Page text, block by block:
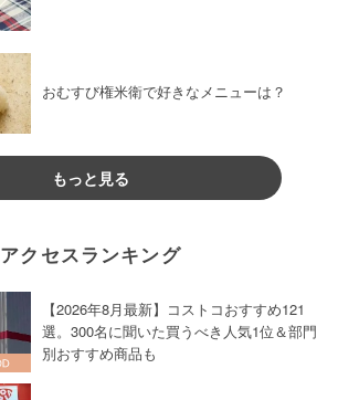
おむすび権米衛で好きなメニューは？
もっと見る
アクセスランキング
【2026年8月最新】コストコおすすめ121
選。300名に聞いた買うべき人気1位＆部門
別おすすめ商品も